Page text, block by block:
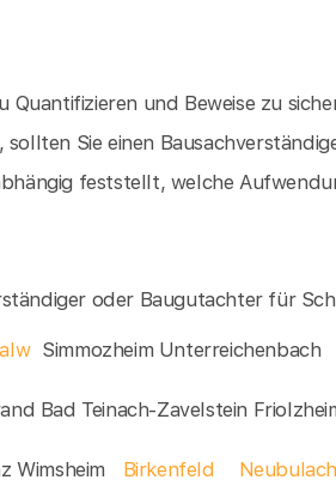
und Beweise zu
Sie einen
feststellt, welche
oder Baugutachter für
Simmozheim Unterreichenbach
Bad Teinach-Zavelstein
Wimsheim Birkenfeld Neubulach